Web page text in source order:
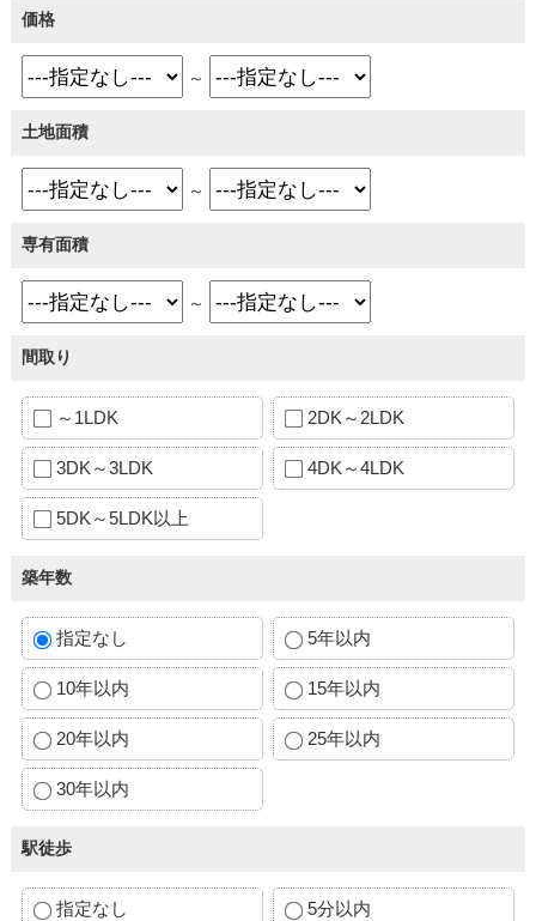
価格
～
土地面積
～
専有面積
～
間取り
～1LDK 2DK～2LDK
3DK～3LDK 4DK～4LDK
5DK～5LDK以上
築年数
指定なし 5年以内
10年以内 15年以内
20年以内 25年以内
30年以内
駅徒歩
指定なし 5分以内